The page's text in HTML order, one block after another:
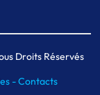
Droits Réservés
-Contacts